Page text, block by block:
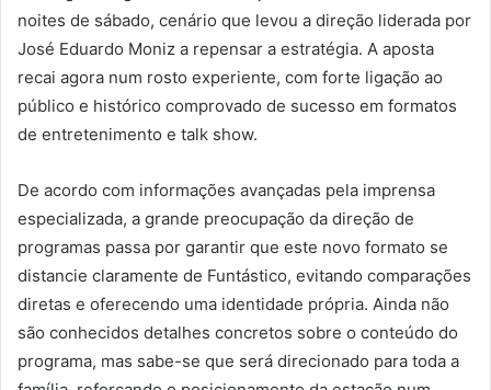
noites de sábado, cenário que levou a direção liderada por
José Eduardo Moniz a repensar a estratégia. A aposta
recai agora num rosto experiente, com forte ligação ao
público e histórico comprovado de sucesso em formatos
de entretenimento e talk show.
De acordo com informações avançadas pela imprensa
especializada, a grande preocupação da direção de
programas passa por garantir que este novo formato se
distancie claramente de Funtástico, evitando comparações
diretas e oferecendo uma identidade própria. Ainda não
são conhecidos detalhes concretos sobre o conteúdo do
programa, mas sabe-se que será direcionado para toda a